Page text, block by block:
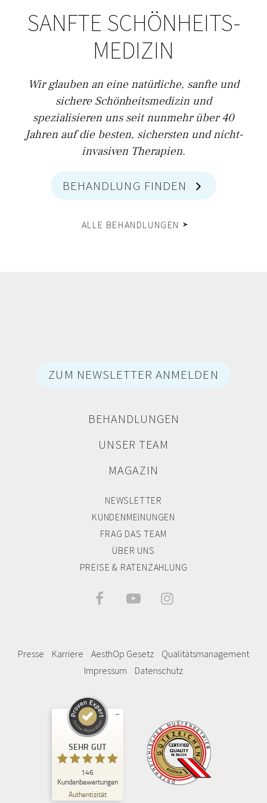
SANFTE SCHÖNHEITS­
MEDIZIN
Wir glauben an eine natürliche, sanfte und
sichere Schönheitsmedizin und
spezialisieren uns seit nunmehr über 40
Jahren auf die besten, sichersten und nicht-
invasiven Therapien.
BEHANDLUNG FINDEN
ALLE BEHANDLUNGEN
ZUM NEWSLETTER ANMELDEN
BEHANDLUNGEN
UNSER TEAM
MAGAZIN
NEWSLETTER
KUNDENMEINUNGEN
FRAG DAS TEAM
ÜBER UNS
PREISE & RATENZAHLUNG
  
Presse Karriere AesthOp Gesetz
Qualitätsmanagement
Impressum
Datenschutz
SEHR GUT
146
Kundenbewertungen
Authentizität
Kundenbewertungen und Erfahrungen zu
Privatklinik Kiprov
Empfehlungen auf
ProvenExpert.com
4,82